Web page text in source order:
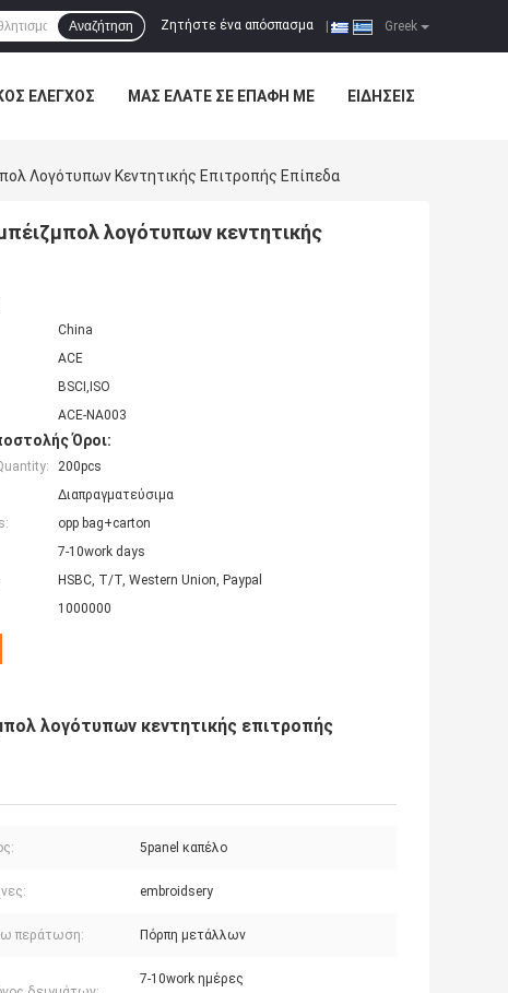
Greek
Ζητήστε ένα απόσπασμα
Αναζήτηση
ΈΛΕΓΧΟΣ ΜΑΣ ΕΛΆΤΕ ΣΕ ΕΠΑΦΉ ΜΕ ΕΙΔΉΣΕΙΣ
Λογότυπων Κεντητικής Επιτροπής Επίπεδα
λογότυπων κεντητικής
China
ACE
BSCI,ISO
ACE-NA003
Όροι:
200pcs
Διαπραγματεύσιμα
opp bag+carton
7-10work days
HSBC, T/T, Western Union, Paypal
1000000
λογότυπων κεντητικής επιτροπής
5panel καπέλο
embroidsery
περάτωση: Πόρπη μετάλλων
7-10work ημέρες